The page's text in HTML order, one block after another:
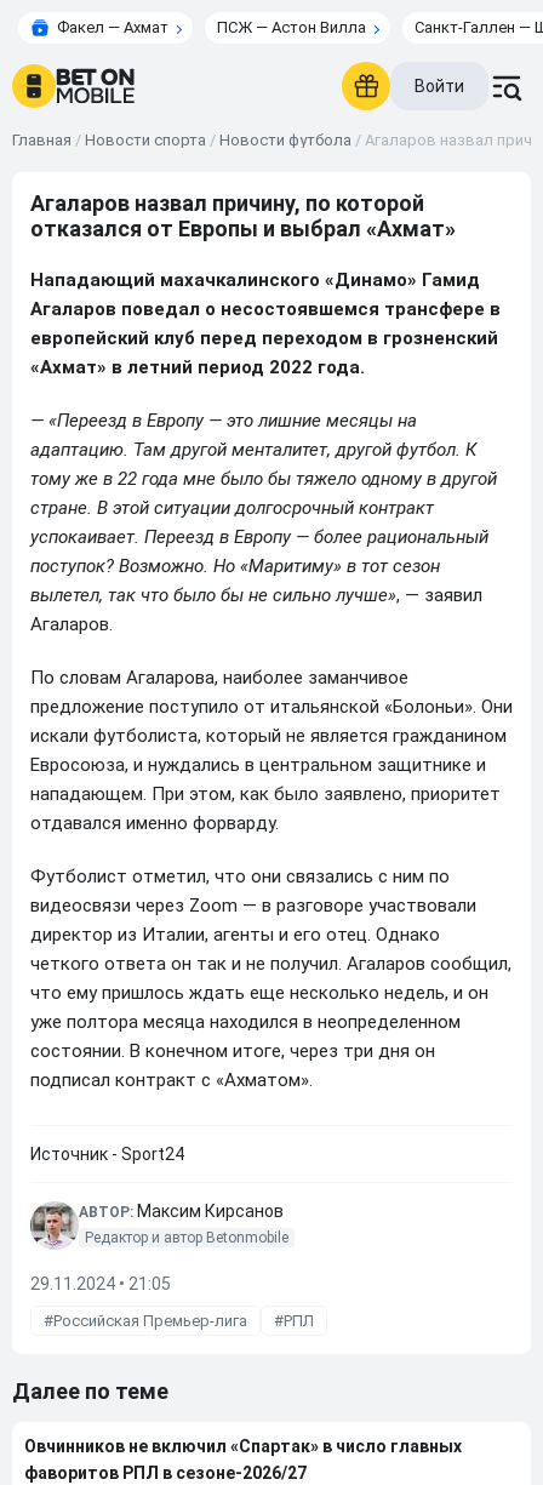
Факел — Ахмат ПСЖ — Астон Вилла Санкт-Галлен —
Войти
Главная / Новости спорта / Новости футбола / Агаларов назвал
Агаларов назвал причину, по которой
отказался от Европы и выбрал «Ахмат»
Нападающий махачкалинского «Динамо» Гамид
Агаларов поведал о несостоявшемся трансфере в
европейский клуб перед переходом в грозненский
«Ахмат» в летний период 2022 года.
— «Переезд в Европу — это лишние месяцы на
адаптацию. Там другой менталитет, другой футбол. К
тому же в 22 года мне было бы тяжело одному в другой
стране. В этой ситуации долгосрочный контракт
успокаивает. Переезд в Европу — более рациональный
поступок? Возможно. Но «Маритиму» в тот сезон
вылетел, так что было бы не сильно лучше», — заявил
Агаларов.
По словам Агаларова, наиболее заманчивое
предложение поступило от итальянской «Болоньи». Они
искали футболиста, который не является гражданином
Евросоюза, и нуждались в центральном защитнике и
нападающем. При этом, как было заявлено, приоритет
отдавался именно форварду.
Футболист отметил, что они связались с ним по
видеосвязи через Zoom — в разговоре участвовали
директор из Италии, агенты и его отец. Однако
четкого ответа он так и не получил. Агаларов сообщил,
что ему пришлось ждать еще несколько недель, и он
уже полтора месяца находился в неопределенном
состоянии. В конечном итоге, через три дня он
подписал контракт с «Ахматом».
Источник - Sport24
АВТОР: Максим Кирсанов
Редактор и автор Betonmobile
29.11.2024 • 21:05
Российская Премьер-лига РПЛ
Далее по теме
Овчинников не включил «Спартак» в число главных
фаворитов РПЛ в сезоне-2026/27